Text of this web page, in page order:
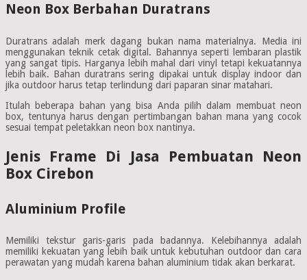
Neon Box Berbahan Duratrans
Duratrans adalah merk dagang bukan nama materialnya. Media ini
menggunakan teknik cetak digital. Bahannya seperti lembaran plastik
yang sangat tipis. Harganya lebih mahal dari vinyl tetapi kekuatannya
lebih baik. Bahan duratrans sering dipakai untuk display indoor dan
jika outdoor harus tetap terlindung dari paparan sinar matahari.
Itulah beberapa bahan yang bisa Anda pilih dalam membuat neon
box, tentunya harus dengan pertimbangan bahan mana yang cocok
sesuai tempat peletakkan neon box nantinya.
Jenis Frame Di Jasa Pembuatan Neon
Box Cirebon
Aluminium Profile
Memiliki tekstur garis-garis pada badannya. Kelebihannya adalah
memiliki kekuatan yang lebih baik untuk kebutuhan outdoor dan cara
perawatan yang mudah karena bahan aluminium tidak akan berkarat.